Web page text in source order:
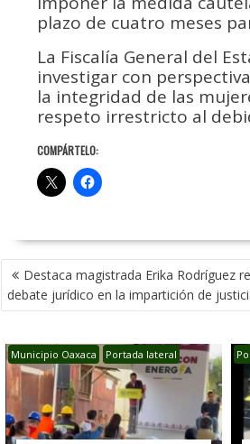
plazo de cuatro meses
La Fiscalía General del
investigar con
la integridad de las
respeto irrestricto al
COMPÁRTELO:
NAVEGACIÓN
DE
ENTRADAS
Destaca magistrada Erika Rodríguez
debate jurídico en la impartición de
Municipio Oaxaca Portada lateral